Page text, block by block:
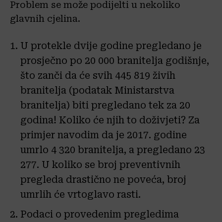
Problem se može podijelti u nekoliko
glavnih cjelina.
U protekle dvije godine pregledano je
prosječno po 20 000 branitelja godišnje,
što zanči da će svih 445 819 živih
branitelja (podatak Ministarstva
branitelja) biti pregledano tek za 20
godina! Koliko će njih to doživjeti? Za
primjer navodim da je 2017. godine
umrlo 4 320 branitelja, a pregledano 23
277. U koliko se broj preventivnih
pregleda drastično ne poveća, broj
umrlih će vrtoglavo rasti.
Podaci o provedenim pregledima